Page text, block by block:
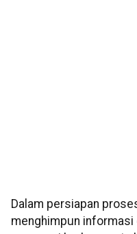
Dalam persiapan
menghimpun informasi